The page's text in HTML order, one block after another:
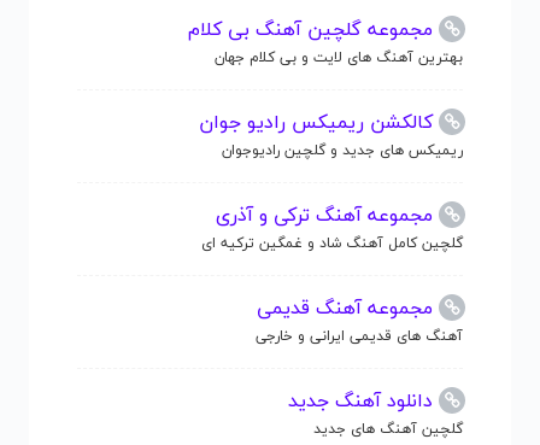
مجموعه گلچین آهنگ بی کلام
بهترین آهنگ های لایت و بی کلام جهان
کالکشن ریمیکس رادیو جوان
ریمیکس های جدید و گلچین رادیوجوان
مجموعه آهنگ ترکی و آذری
گلچین کامل آهنگ شاد و غمگین ترکیه ای
مجموعه آهنگ قدیمی
آهنگ های قدیمی ایرانی و خارجی
دانلود آهنگ جدید
گلچین آهنگ های جدید